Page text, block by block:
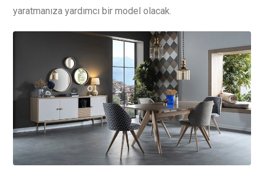
yaratmanıza yardımcı bir model olacak.